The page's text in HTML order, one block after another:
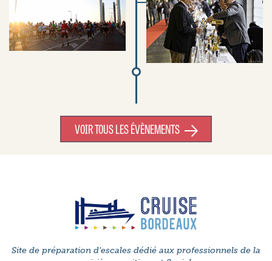
VOIR TOUS LES ÉVÈNEMENTS
Site de préparation d'escales dédié aux professionnels de la